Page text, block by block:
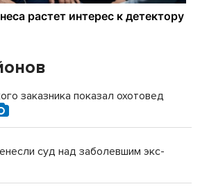
заказника показал охотовед
суд над заболевшим экс-